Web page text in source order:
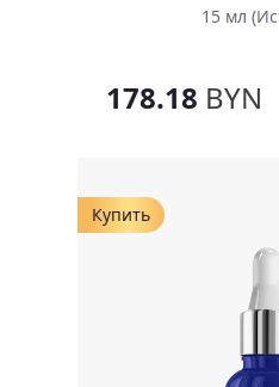
15 мл
178.18 BYN
Купить